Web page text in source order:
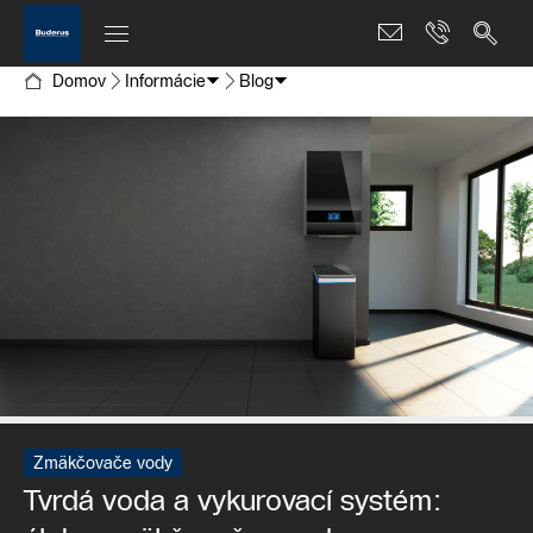
Domov Informácie Blog
Zmäkčovače vody
Tvrdá voda a vykurovací systém: